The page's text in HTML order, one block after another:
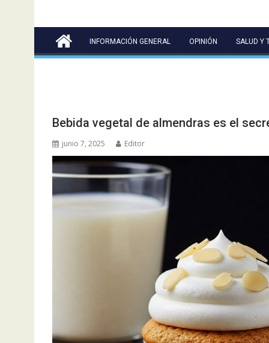
INFORMACIÓN GENERAL OPINIÓN SALUD Y
Bebida vegetal de almendras es el
junio 7, 2025 Editor